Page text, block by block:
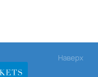
Наверх